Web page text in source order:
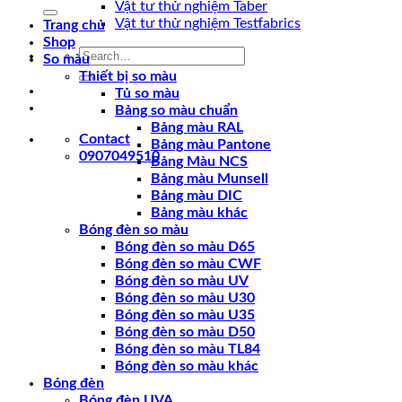
Vật tư thử nghiệm Taber
Vật tư thử nghiệm Testfabrics
Search
for:
Contact
0907049510
Trang chủ
Shop
So màu
Thiết bị so màu
Tủ so màu
Bảng so màu chuẩn
Bảng màu RAL
Bảng màu Pantone
Bảng Màu NCS
Bảng màu Munsell
Bảng màu DIC
Bảng màu khác
Bóng đèn so màu
Bóng đèn so màu D65
Bóng đèn so màu CWF
Bóng đèn so màu UV
Bóng đèn so màu U30
Bóng đèn so màu U35
Bóng đèn so màu D50
Bóng đèn so màu TL84
Bóng đèn so màu khác
Bóng đèn